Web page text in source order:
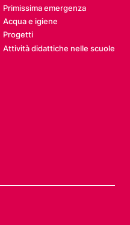
Primissima emergenza
Acqua e igiene
Progetti
Attività didattiche nelle scuole